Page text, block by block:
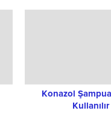
Konazol
Kullanılır